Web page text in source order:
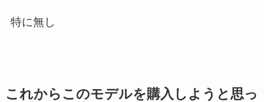
特に無し
これからこのモデルを購入しようと思っ